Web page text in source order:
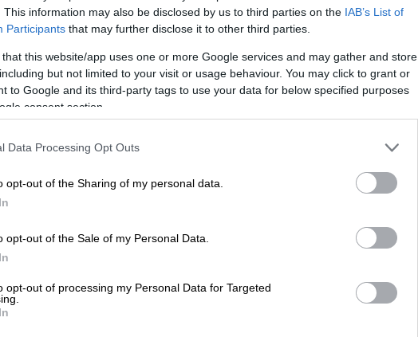
This information may also be disclosed by us to third parties on the IAB’s List of
Participants that may further disclose it to other third parties.
that this website/app uses one or more Google services and may gather and store
but not limited to your visit or usage behaviour. You may click to grant or
to Google and its third-party tags to use your data for below specified purposes
consent section.
Data Processing Opt Outs
opt-out of the Sharing of my personal data.
opt-out of the Sale of my Personal Data.
opt-out of processing my Personal Data for Targeted
video
το
πολίτης
μου γεννήθηκε στηνΤουρκία όπως και
πόλεμο επιστρέψαμε στην Τουρκία